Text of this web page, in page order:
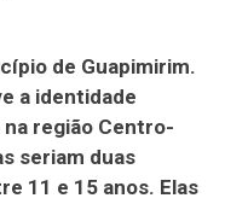
de Guapimirim.
a identidade
região Centro-
seriam duas
11 e 15 anos. Elas